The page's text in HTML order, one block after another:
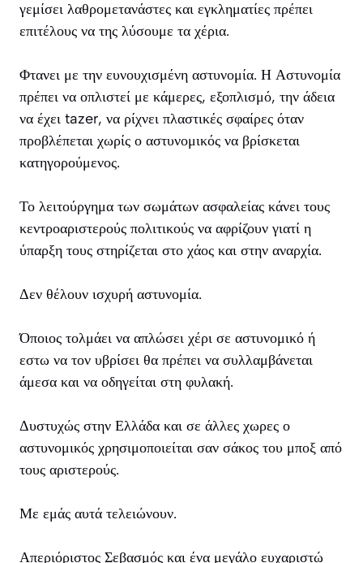
γεμίσει λαθρομετανάστες και εγκληματίες πρέπει
επιτέλους να της λύσουμε τα χέρια.
Φτανει με την ευνουχισμένη αστυνομία. Η Αστυνομία
πρέπει να οπλιστεί με κάμερες, εξοπλισμό, την άδεια
να έχει tazer, να ρίχνει πλαστικές σφαίρες όταν
προβλέπεται χωρίς ο αστυνομικός να βρίσκεται
κατηγορούμενος.
Το λειτούργημα των σωμάτων ασφαλείας κάνει τους
κεντροαριστερούς πολιτικούς να αφρίζουν γιατί η
ύπαρξη τους στηρίζεται στο χάος και στην αναρχία.
Δεν θέλουν ισχυρή αστυνομία.
Όποιος τολμάει να απλώσει χέρι σε αστυνομικό ή
εστω να τον υβρίσει θα πρέπει να συλλαμβάνεται
άμεσα και να οδηγείται στη φυλακή.
Δυστυχώς στην Ελλάδα και σε άλλες χωρες ο
αστυνομικός χρησιμοποιείται σαν σάκος του μποξ από
τους αριστερούς.
Με εμάς αυτά τελειώνουν.
Απεριόριστος Σεβασμός και ένα μεγάλο ευχαριστώ